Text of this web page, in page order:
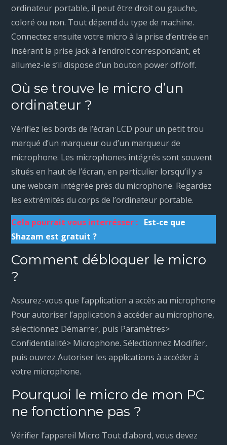
ordinateur portable, il peut être droit ou gauche,
coloré ou non. Tout dépend du type de machine.
Connectez ensuite votre micro à la prise d’entrée en
insérant la prise jack à l’endroit correspondant, et
allumez-le s’il dispose d’un bouton power off/off.
Où se trouve le micro d’un
ordinateur ?
Vérifiez les bords de l’écran LCD pour un petit trou
marqué d’un marqueur ou d’un marqueur de
microphone. Les microphones intégrés sont souvent
situés en haut de l’écran, en particulier lorsqu’il y a
une webcam intégrée près du microphone. Regardez
les extrémités du corps de l’ordinateur portable.
Cela pourrait vous interrésser : Est-ce que
Shazam est gratuit ?
Comment débloquer le micro
?
Assurez-vous que l’application a accès au microphone
Pour autoriser l’application à accéder au microphone,
sélectionnez Démarrer, puis Paramètres>
Confidentialité> Microphone. Sélectionnez Modifier,
puis ouvrez Autoriser les applications à accéder à
votre microphone.
Pourquoi le micro de mon PC
ne fonctionne pas ?
Vérifier l’appareil Micro Tout d’abord, vous devez